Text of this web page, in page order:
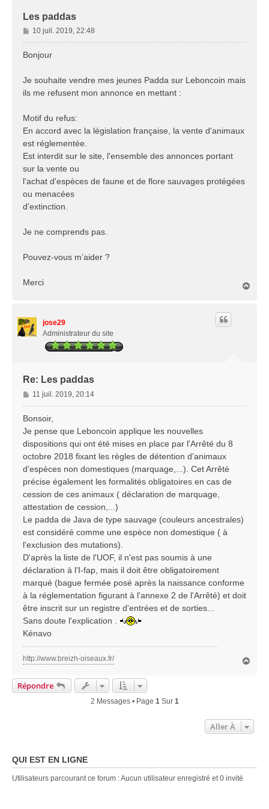
Les paddas
M
e
s
g
e
10 juil. 2019, 22:48
Bonjour
Je souhaite vendre mes jeunes Padda sur Leboncoin mais
ils me refusent mon annonce en mettant :
Motif du refus:
En accord avec la législation française, la vente d'animaux
est réglementée.
Est interdit sur le site, l'ensemble des annonces portant
sur la vente ou
l'achat d'espèces de faune et de flore sauvages protégées
ou menacées
d'extinction.
Je ne comprends pas.
Pouvez-vous m’aider ?
Merci
jose29
Administrateur du site
Re: Les paddas
M
e
s
g
e
11 juil. 2019, 20:14
Bonsoir,
Je pense que Leboncoin applique les nouvelles
dispositions qui ont été mises en place par l'Arrêté du 8
octobre 2018 fixant les règles de détention d'animaux
d'espèces non domestiques (marquage,...). Cet Arrêté
précise également les formalités obligatoires en cas de
cession de ces animaux ( déclaration de marquage,
attestation de cession,...)
Le padda de Java de type sauvage (couleurs ancestrales)
est considéré comme une espèce non domestique ( à
l'exclusion des mutations).
D'après la liste de l'UOF, il n'est pas soumis à une
déclaration à l'I-fap, mais il doit être obligatoirement
marqué (bague fermée posé après la naissance conforme
à la réglementation figurant à l'annexe 2 de l'Arrêté) et doit
être inscrit sur un registre d'entrées et de sorties...
Sans doute l'explication .
Kénavo
http://www.breizh-oiseaux.fr/
Répondre
2 Messages • Page 1Sur 1
Aller À
QUI EST EN LIGNE
Utilisateurs parcourant ce forum : Aucun utilisateur enregistré et 0 invité